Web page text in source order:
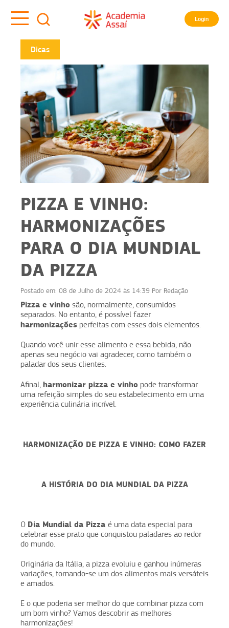
Login
Dicas
PIZZA E VINHO:
HARMONIZAÇÕES
PARA O DIA MUNDIAL
DA PIZZA
Postado em: 08 de Julho de 2024 às 14:39 Por Redação
Pizza e vinho são, normalmente, consumidos
separados. No entanto, é possível fazer
harmonizações perfeitas com esses dois elementos.
Quando você unir esse alimento e essa bebida, não
apenas seu negócio vai agradecer, como também o
paladar dos seus clientes.
Afinal, harmonizar pizza e vinho pode transformar
uma refeição simples do seu estabelecimento em uma
experiência culinária incrível.
HARMONIZAÇÃO DE PIZZA E VINHO: COMO FAZER
A HISTÓRIA DO DIA MUNDIAL DA PIZZA
O Dia Mundial da Pizza é uma data especial para
celebrar esse prato que conquistou paladares ao redor
do mundo.
Originária da Itália, a pizza evoluiu e ganhou inúmeras
variações, tornando-se um dos alimentos mais versáteis
e amados.
E o que poderia ser melhor do que combinar pizza com
um bom vinho? Vamos descobrir as melhores
harmonizações!